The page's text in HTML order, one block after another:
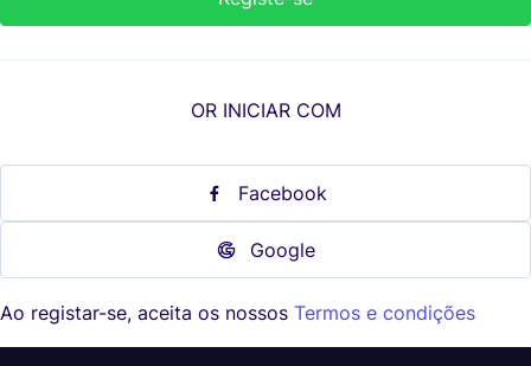
OR INICIAR COM
Facebook
Google
Ao registar-se, aceita os nossos Termos e condições